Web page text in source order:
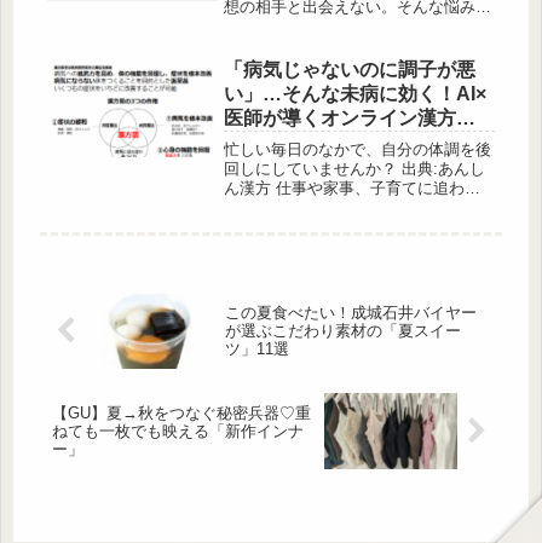
ったりな、秋の新定番カーデをぜひチ
エット ...
想の相手と出会えない。そんな悩みを
や働き方の変化により、恋愛や結婚に
対する価値観も大 […]
「病気じゃないのに調子が悪
い」…そんな未病に効く！AI×
医師が導くオンライン漢方サ
ービス体験記
忙しい毎日のなかで、自分の体調を後
回しにしていませんか？ 出典:あんし
ん漢方 仕事や家事、子育てに追われ
乱れといった「病気ではないけれども
何かしらの不調を感じている：未病」
と呼ばれる状態が気になります。で
も、「病気じゃないなら踏ん張る
この夏食べたい！成城石井バイヤー
が選ぶこだわり素材の「夏スイー
ツ」11選
【GU】夏→秋をつなぐ秘密兵器♡重
ねても一枚でも映える「新作インナ
ー」